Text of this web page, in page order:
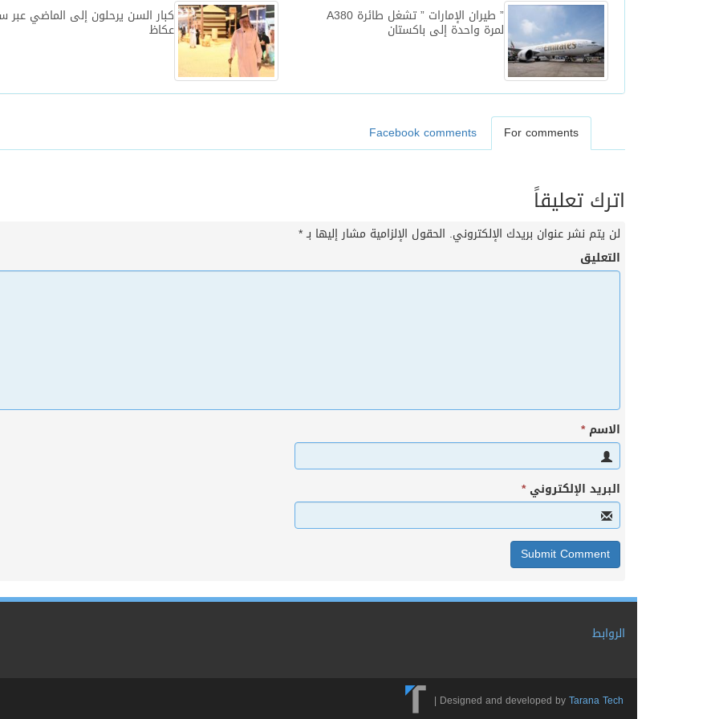
كبار السن يرحلون إلى الماضي
عكاظ
” طيران الإمارات ” تشغل طائرة A380
لمرة واحدة إلى باكستان
For comments
Facebook comments
اترك تعليقاً
لن يتم نشر عنوان بريدك الإلكتروني. الحقول الإلزامية مشار إليها بـ*
التعليق
الاسم*
البريد الإلكتروني*
الروابط
Designed and developed byTarana Tech
|